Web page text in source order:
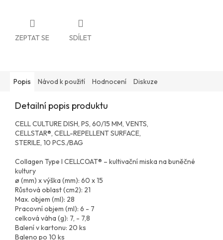
ZEPTAT SE SDÍLET
Popis Návod k použití Hodnocení Diskuze
Detailní popis produktu
CELL CULTURE DISH, PS, 60/15 MM, VENTS,
CELLSTAR®, CELL-REPELLENT SURFACE,
STERILE, 10 PCS./BAG
Collagen Type I CELLCOAT® – kultivační miska na buněčné
kultury
ø (mm) x výška (mm): 60 x 15
Růstová oblast (cm2): 21
Max. objem (ml): 28
Pracovní objem (ml): 6 - 7
celková váha (g): 7, - 7,8
Balení v kartonu: 20 ks
Baleno po 10 ks